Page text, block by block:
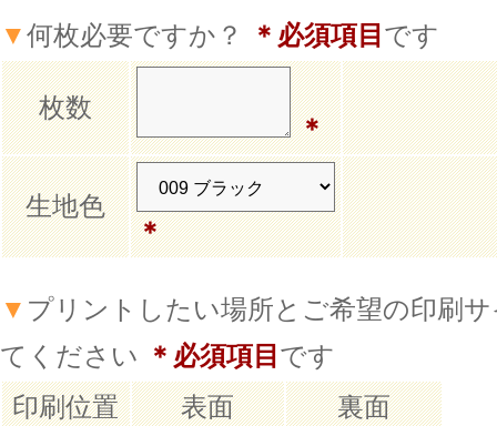
▼何枚必要ですか？ ＊必須項目 です
枚数
＊
生地色
＊
▼ プリントしたい場所とご希望の印刷
てください ＊必須項目 です
印刷位置
表面 裏面